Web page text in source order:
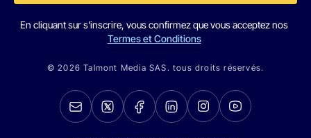
En cliquant sur s'inscrire, vous confirmez que vous acceptez nos
Termes et Conditions
© 2026 Talmont Media SAS. tous droits réservés.